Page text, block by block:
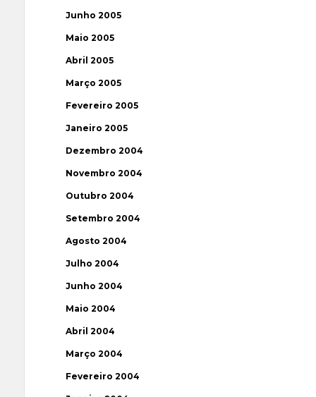
Junho 2005
Maio 2005
Abril 2005
Março 2005
Fevereiro 2005
Janeiro 2005
Dezembro 2004
Novembro 2004
Outubro 2004
Setembro 2004
Agosto 2004
Julho 2004
Junho 2004
Maio 2004
Abril 2004
Março 2004
Fevereiro 2004